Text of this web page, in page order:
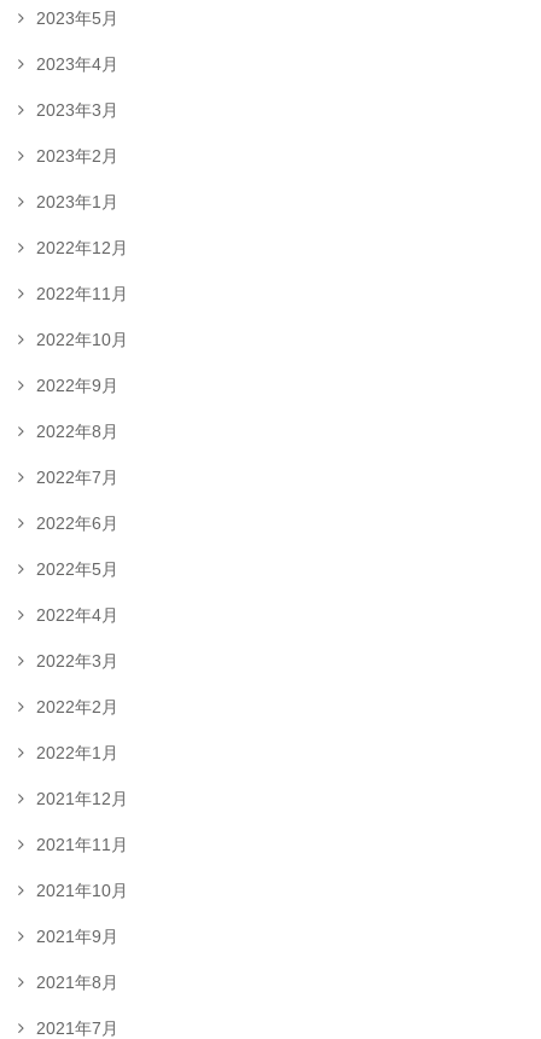
2023年5月
2023年4月
2023年3月
2023年2月
2023年1月
2022年12月
2022年11月
2022年10月
2022年9月
2022年8月
2022年7月
2022年6月
2022年5月
2022年4月
2022年3月
2022年2月
2022年1月
2021年12月
2021年11月
2021年10月
2021年9月
2021年8月
2021年7月